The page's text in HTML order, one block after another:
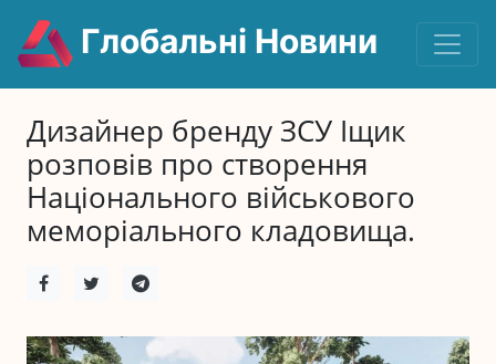
Глобальні Новини
Дизайнер бренду ЗСУ Іщик
розповів про створення
Національного військового
меморіального кладовища.